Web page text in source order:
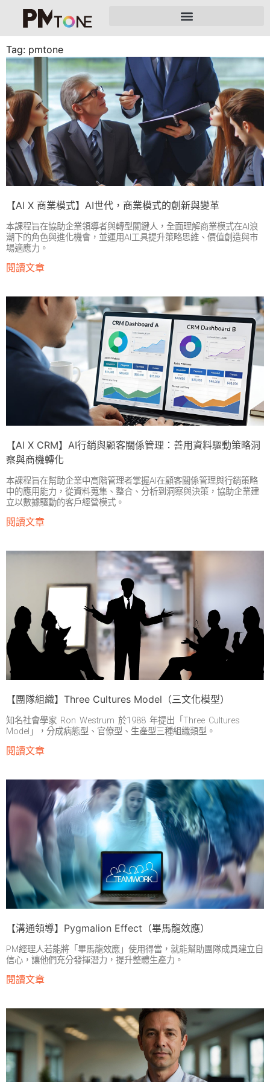
Tag: pmtone
【AI X 商業模式】AI世代，商業模式的創新與變革
本課程旨在協助企業領導者與轉型關鍵人，全面理解商業模式在AI浪
潮下的角色與進化機會，並運用AI工具提升策略思維、價值創造與市
場適應力。
閱讀文章
【AI X CRM】AI行銷與顧客關係管理：善用資料驅動策略洞
察與商機轉化
本課程旨在幫助企業中高階管理者掌握AI在顧客關係管理與行銷策略
中的應用能力，從資料蒐集、整合、分析到洞察與決策，協助企業建
立以數據驅動的客戶經營模式。
閱讀文章
【團隊組織】Three Cultures Model（三文化模型）
知名社會學家 Ron Westrum 於1988 年提出「Three Cultures
Model」，分成病態型、官僚型、生產型三種組織類型。
閱讀文章
【溝通領導】Pygmalion Effect（畢馬龍效應）
PM經理人若能將「畢馬龍效應」使用得當，就能幫助團隊成員建立自
信心，讓他們充分發揮潛力，提升整體生產力。
閱讀文章